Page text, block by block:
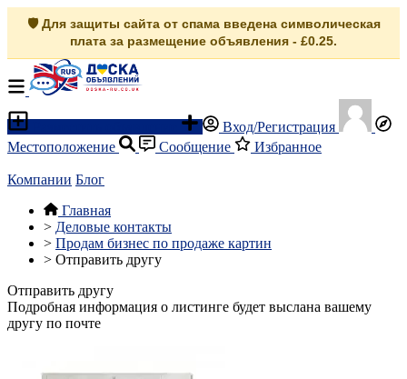
🛡️ Для защиты сайта от спама введена символическая
плата за размещение объявления - £0.25.
Вход/Регистрация
Местоположение
Сообщение Избранное
Компании Блог
Главная
> Деловые контакты
> Продам бизнес по продаже картин
> Отправить другу
Отправить другу
Подробная информация о листинге будет выслана вашему
другу по почте